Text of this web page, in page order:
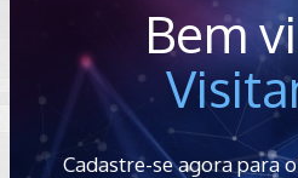
Bem
Cadastre-se agora para